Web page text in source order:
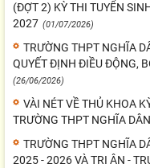
(ĐỢT 2) KỲ THI TUYỂN
2027 (01/07/2026)
TRƯỜNG THPT NGHĨA
QUYẾT ĐỊNH ĐIỀU ĐỘNG,
(26/06/2026)
VÀI NÉT VỀ THỦ KHOA
TRƯỜNG THPT NGHĨA
TRƯỜNG THPT NGHĨA
2025 - 2026 VÀ TRI ÂN -